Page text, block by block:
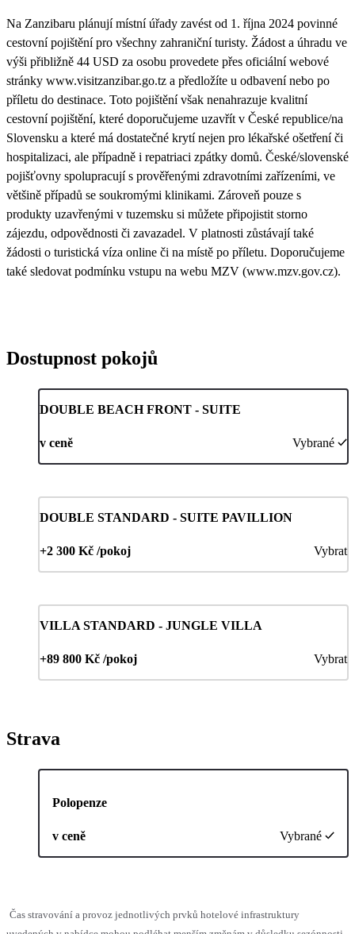
Na Zanzibaru plánují místní úřady zavést od 1. října 2024 povinné
cestovní pojištění pro všechny zahraniční turisty. Žádost a úhradu ve
výši přibližně 44 USD za osobu provedete přes oficiální webové
stránky www.visitzanzibar.go.tz a předložíte u odbavení nebo po
příletu do destinace. Toto pojištění však nenahrazuje kvalitní
cestovní pojištění, které doporučujeme uzavřít v České republice/na
Slovensku a které má dostatečné krytí nejen pro lékařské ošetření či
hospitalizaci, ale případně i repatriaci zpátky domů. České/slovenské
pojišťovny spolupracují s prověřenými zdravotními zařízeními, ve
většině případů se soukromými klinikami. Zároveň pouze s
produkty uzavřenými v tuzemsku si můžete připojistit storno
zájezdu, odpovědnosti či zavazadel. V platnosti zůstávají také
žádosti o turistická víza online či na místě po příletu. Doporučujeme
také sledovat podmínku vstupu na webu MZV (www.mzv.gov.cz).
Dostupnost pokojů
DOUBLE BEACH FRONT - SUITE
v ceně Vybrané
DOUBLE STANDARD - SUITE PAVILLION
+2 300 Kč /pokoj Vybrat
VILLA STANDARD - JUNGLE VILLA
+89 800 Kč /pokoj Vybrat
Strava
Polopenze
v ceně Vybrané
Čas stravování a provoz jednotlivých prvků hotelové infrastruktury